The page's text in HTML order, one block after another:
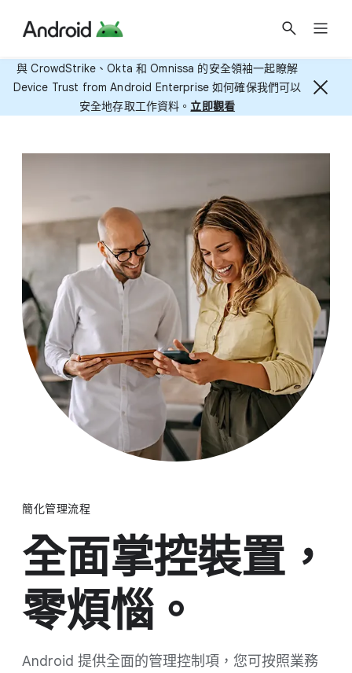
與 CrowdStrike、​Okta 和 Omnissa 的​安全​領袖​一起​瞭解
Device Trust from Android Enterprise 如何確保​我們​可以​
安全​地​存取​工作​資料。​​立即​​觀​​看
簡化​管理​流程
全面​掌控​裝置，​
零煩惱。
Android 提供​全面​的​管理​控制​項，​您可​按照​業務​